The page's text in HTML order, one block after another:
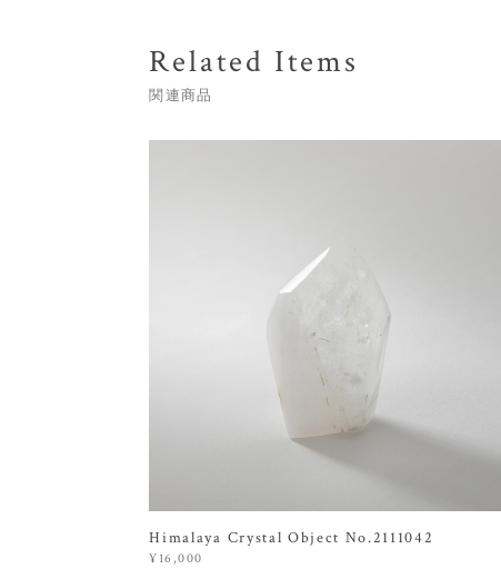
Related Items
関連商品
Himalaya Crystal Object No.2111042
¥16,000